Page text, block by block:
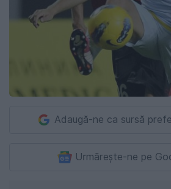
Adaugă-ne ca sursă
Urmărește-ne pe